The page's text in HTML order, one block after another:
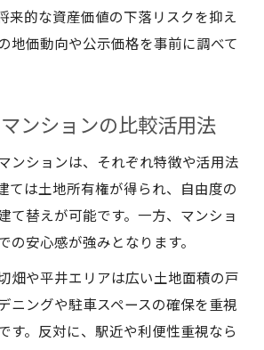
来的な資産価値の下落リスクを抑え
地価動向や公示価格を事前に調べて
ンションの比較活用法
ンションは、それぞれ特徴や活用法
ては土地所有権が得られ、自由度の
て替えが可能です。一方、マンショ
の安心感が強みとなります。
畑や平井エリアは広い土地面積の戸
ニングや駐車スペースの確保を重視
す。反対に、駅近や利便性重視なら